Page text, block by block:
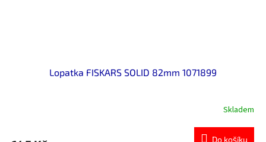
Lopatka FISKARS SOLID 82mm 1071899
Skladem
Do košíku